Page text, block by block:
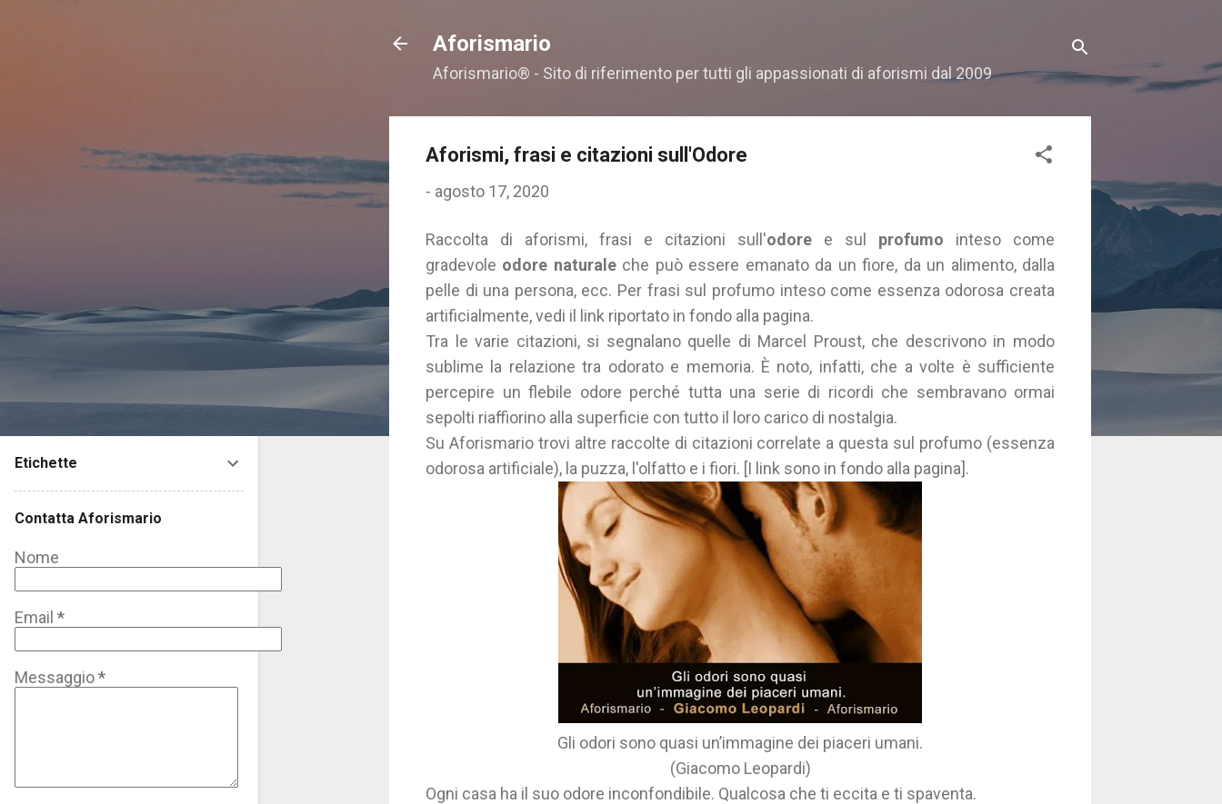
Aforismario
Aforismario® - Sito di riferimento per tutti gli appassionati di aforismi dal 2009
Aforismi, frasi e citazioni sull'Odore
- agosto 17, 2020
Raccolta di aforismi, frasi e citazioni sull'odore e sul profumo inteso come
gradevole odore naturaleche può essere emanato da un fiore, da un alimento, dalla
pelle di una persona, ecc. Per frasi sul profumo inteso come essenza odorosa creata
artificialmente, vedi il link riportato in fondo alla pagina.
Tra le varie citazioni, si segnalano quelle di Marcel Proust, che descrivono in modo
sublime la relazione tra odorato e memoria. È noto, infatti, che a volte è sufficiente
percepire un flebile odore perché tutta una serie di ricordi che sembravano ormai
sepolti riaffiorino alla superficie con tutto il loro carico di nostalgia.
Su Aforismario trovi altre raccolte di citazioni correlate a questa sul profumo (essenza
odorosa artificiale), la puzza, l'olfatto e i fiori. [I link sono in fondo alla pagina].
Gli odori sono quasi un’immagine dei piaceri umani.
(Giacomo Leopardi)
Ogni casa ha il suo odore inconfondibile. Qualcosa che ti eccita e ti spaventa.
Etichette
Contatta Aforismario
Nome
Email *
Messaggio*